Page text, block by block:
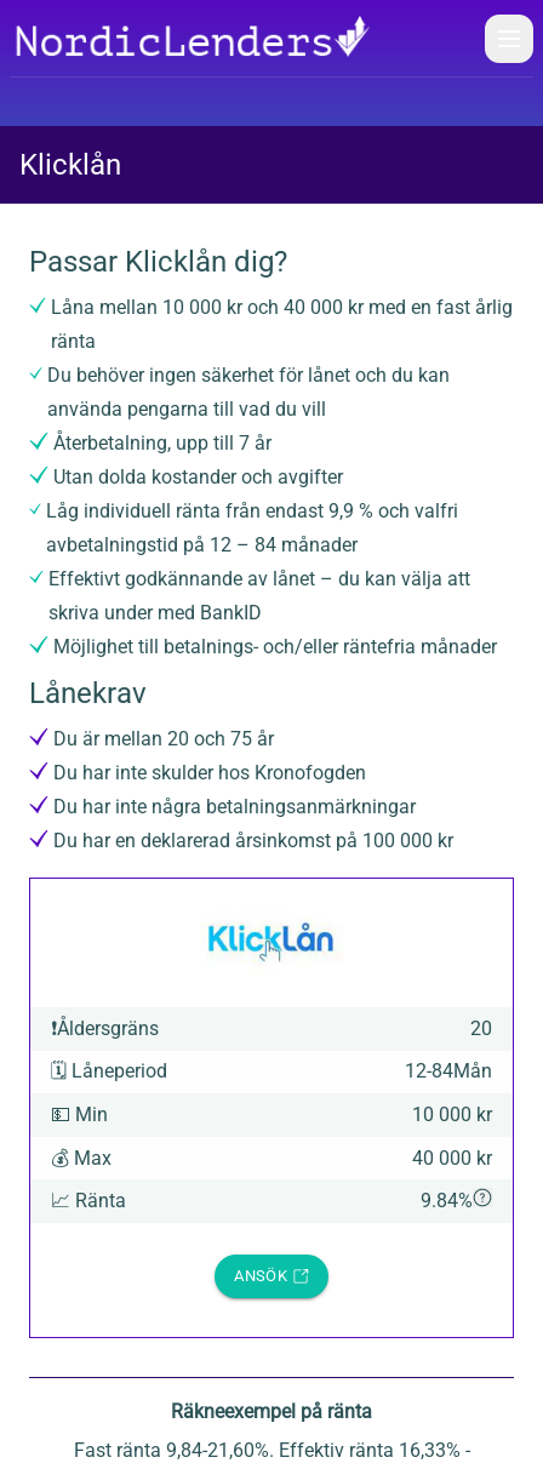
Klicklån
Passar Klicklån dig?
Låna mellan 10 000 kr och 40 000 kr med en fast årlig
ränta
Du behöver ingen säkerhet för lånet och du kan
använda pengarna till vad du vill
Återbetalning, upp till 7 år
Utan dolda kostander och avgifter
Låg individuell ränta från endast 9,9 % och valfri
avbetalningstid på 12 – 84 månader
Effektivt godkännande av lånet – du kan välja att
skriva under med BankID
Möjlighet till betalnings- och/eller räntefria månader
Lånekrav
Du är mellan 20 och 75 år
Du har inte skulder hos Kronofogden
Du har inte några betalningsanmärkningar
Du har en deklarerad årsinkomst på 100 000 kr
❗Åldersgräns
20
🗓️ Låneperiod 12-84Mån
💵 Min
10 000 kr
💰 Max
40 000 kr
📈 Ränta 9.84%
ANSÖK
Räkneexempel på ränta
Fast ränta 9,84-21,60%. Effektiv ränta 16,33% -